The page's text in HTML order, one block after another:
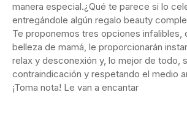
manera especial.¿Qué te parece si lo
entregándole algún regalo beauty
Te proponemos tres opciones infalibles,
belleza de mamá, le proporcionarán
relax y desconexión y, lo mejor de todo,
contraindicación y respetando el medio
¡Toma nota! Le van a encantar